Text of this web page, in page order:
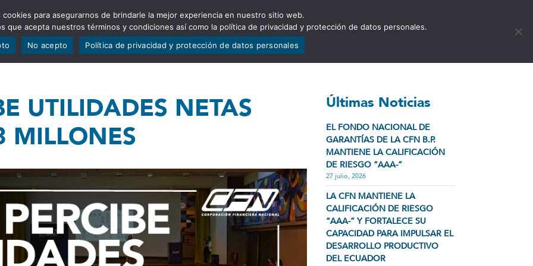
PORTAFOLIO QUIÉNES SOMOS TRANSPARENCIA NOTICIAS CONTÁCTENOS
UTILIDADES NETAS
MILLONES
Últimas Noticias
EL FONDO NACIONAL DE
GARANTÍAS DE LA CFN B.P.
MANTIENE LA CALIFICACIÓN
DE RIESGO “AAA-”
27 julio, 2026
LA CFN MANTIENE LA
CALIFICACIÓN DE RIESGO
“AAA-” Y FORTALECE SU
CAPACIDAD PARA IMPULSAR EL
DESARROLLO PRODUCTIVO
DEL ECUADOR
cookies para asegurarnos de brindarle la mejor experiencia en nuestro sitio web.
que acepta nuestros términos y condiciones así como la política de privacidad y protección de datos personales.
No acepto Política de privacidad y protección de datos personales